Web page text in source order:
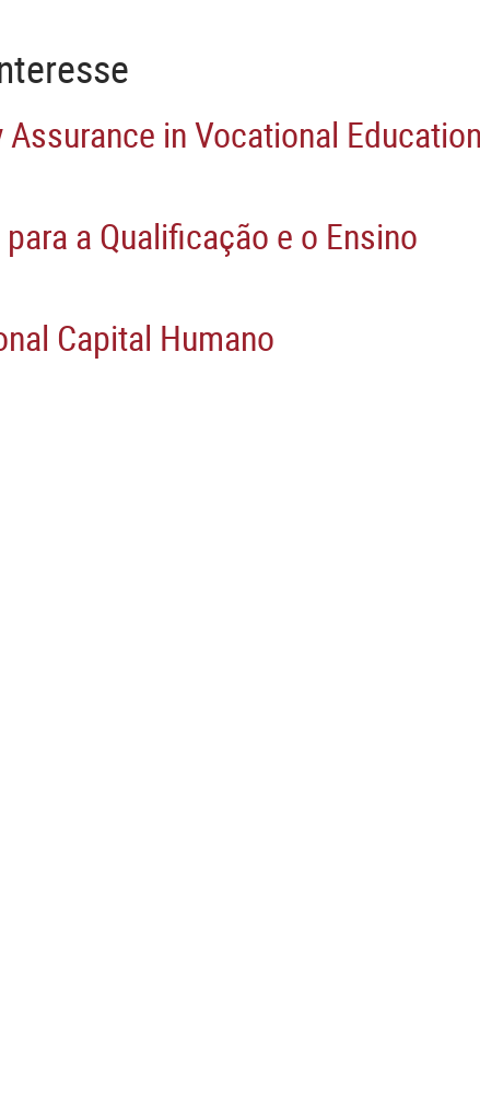
Assurance in Vocational
a Qualificação e o Ensino
Capital Humano